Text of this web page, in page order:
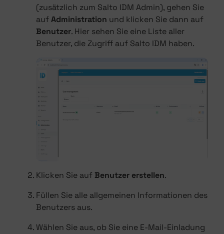
(zusätzlich zum Salto IDM Admin), gehen Sie
aufAdministration und klicken Sie dann auf
Benutzer. Hier sehen Sie eine Liste aller
Benutzer, die Zugriff auf Salto IDM haben.
Klicken Sie auf Benutzer erstellen.
Füllen Sie alle allgemeinen Informationen des
Benutzers aus.
Wählen Sie aus, ob Sie eine E-Mail-Einladung